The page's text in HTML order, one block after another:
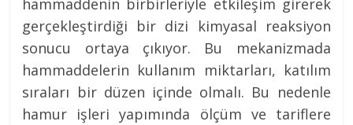
hammaddenin birbirleriyle etkileşim girerek
gerçekleştirdiği bir dizi kimyasal reaksiyon
sonucu ortaya çıkıyor. Bu mekanizmada
hammaddelerin kullanım miktarları, katılım
sıraları bir düzen içinde olmalı. Bu nedenle
hamur işleri yapımında ölçüm ve tariflere